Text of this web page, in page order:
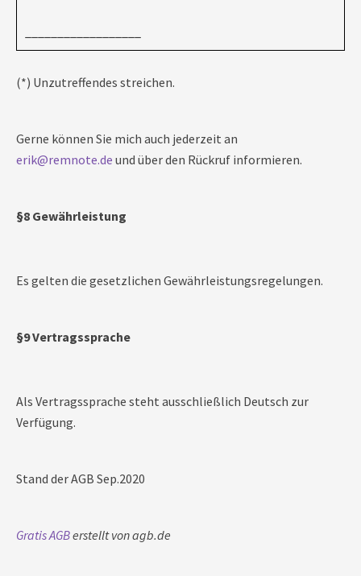
(*) Unzutreffendes streichen.
Gerne können Sie mich auch jederzeit an
erik@remnote.de und über den Rückruf informieren.
§8 Gewährleistung
Es gelten die gesetzlichen Gewährleistungsregelungen.
§9 Vertragssprache
Als Vertragssprache steht ausschließlich Deutsch zur
Verfügung.
Stand der AGB Sep.2020
Gratis AGBerstellt von agb.de